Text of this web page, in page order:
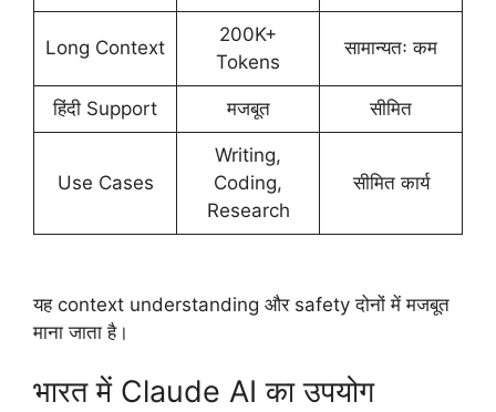
Long Context
200K+
Tokens
सामान्यतः कम
हिंदी Support मजबूत सीमित
Use Cases
Writing,
Coding,
Research
सीमित कार्य
यह context understanding और safety दोनों में मजबूत
माना जाता है।
भारत में Claude AI का उपयोग